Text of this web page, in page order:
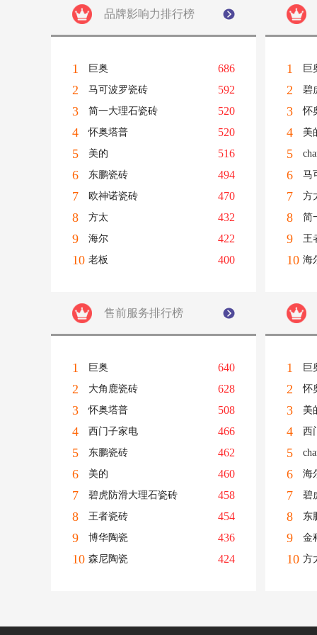
品牌影响力排行榜
1 巨奥 686
2 马可波罗瓷砖 592
3 简一大理石瓷砖 520
4 怀奥塔普 520
5 美的 516
6 东鹏瓷砖 494
7 欧神诺瓷砖 470
8 方太 432
9 海尔 422
10 老板 400
1 巨
2 碧
3 怀
4 美
5
6 马
7 方
8 简
9 王
10 海
售前服务排行榜
1 巨奥 640
2 大角鹿瓷砖 628
3 怀奥塔普 508
4 西门子家电 466
5 东鹏瓷砖 462
6 美的 460
7 碧虎防滑大理石瓷砖 458
8 王者瓷砖 454
9 博华陶瓷 436
10 森尼陶瓷 424
1 巨
2 怀
3 美
4 西
5
6 海
7 碧
8 东
9 金
10 方